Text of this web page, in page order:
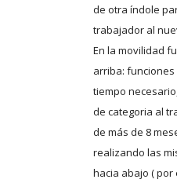
de otra índole
trabajador al
En la movilidad
arriba:
tiempo
de categoria al
de más de 8
realizando las
hacia abajo ( por